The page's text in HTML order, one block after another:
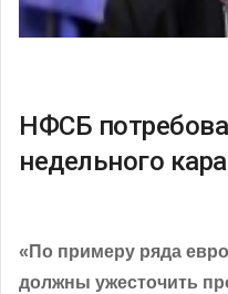
НФСБ
недельного
«По примеру ряда
должны ужесточить